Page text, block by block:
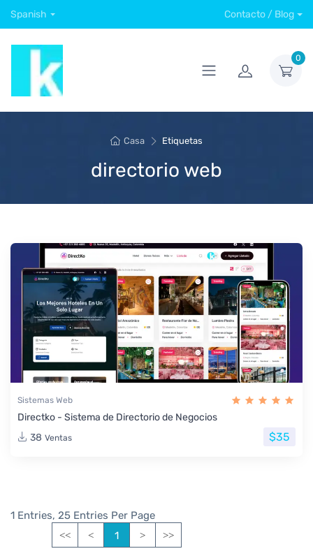
Spanish Contacto / Blog
0
Casa Etiquetas
directorio web
Sistemas Web
Directko - Sistema de Directorio de Negocios
38 Ventas $35
1 Entries, 25 Entries Per Page
<< < 1 > >>